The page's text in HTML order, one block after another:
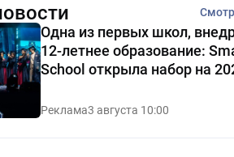
Одна из первых школ,
12-летнее образование:
School открыла набор на
учебный год
Реклама3 августа 10:00